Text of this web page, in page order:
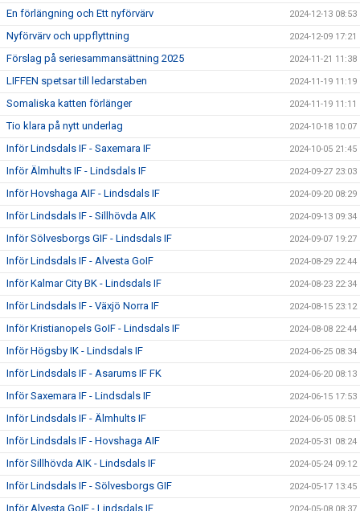
En förlängning och Ett nyförvärv 2024-12-13 08:53
Nyförvärv och uppflyttning 2024-12-09 17:21
Förslag på seriesammansättning 2025 2024-11-21 11:38
LIFFEN spetsar till ledarstaben 2024-11-19 11:19
Somaliska katten förlänger 2024-11-19 11:11
Tio klara på nytt underlag 2024-10-18 10:07
Inför Lindsdals IF - Saxemara IF 2024-10-05 21:45
Inför Älmhults IF - Lindsdals IF 2024-09-27 23:03
Inför Hovshaga AIF - Lindsdals IF 2024-09-20 08:29
Inför Lindsdals IF - Sillhövda AIK 2024-09-13 09:34
Inför Sölvesborgs GIF - Lindsdals IF 2024-09-07 19:27
Inför Lindsdals IF - Alvesta GoIF 2024-08-29 22:44
Inför Kalmar City BK - Lindsdals IF 2024-08-23 22:34
Inför Lindsdals IF - Växjö Norra IF 2024-08-15 23:12
Inför Kristianopels GoIF - Lindsdals IF 2024-08-08 22:44
Inför Högsby IK - Lindsdals IF 2024-06-25 08:34
Inför Lindsdals IF - Asarums IF FK 2024-06-20 08:13
Inför Saxemara IF - Lindsdals IF 2024-06-15 17:53
Inför Lindsdals IF - Älmhults IF 2024-06-05 08:51
Inför Lindsdals IF - Hovshaga AIF 2024-05-31 08:24
Inför Sillhövda AIK - Lindsdals IF 2024-05-24 09:12
Inför Lindsdals IF - Sölvesborgs GIF 2024-05-17 13:45
Inför Alvesta GoIF - Lindsdals IF